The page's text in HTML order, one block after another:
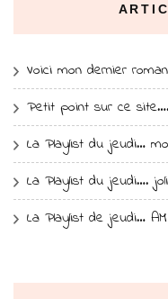
Voici mon dernier
Petit point sur ce site….
La Playlist du jeudi…
La Playlist du jeudi….
La Playlist de jeudi…